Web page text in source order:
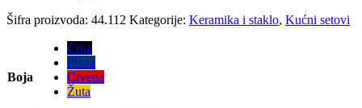
Šifra proizvoda: 44.112 Kategorije: Keramika i staklo, Kućni setovi
Boja
Crna
Plava
Crvena
Žuta